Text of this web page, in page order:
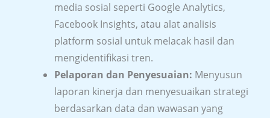
media sosial seperti Google Analytics,
Facebook Insights, atau alat analisis
platform sosial untuk melacak hasil dan
mengidentifikasi tren.
Pelaporan dan Penyesuaian: Menyusun
laporan kinerja dan menyesuaikan strategi
berdasarkan data dan wawasan yang